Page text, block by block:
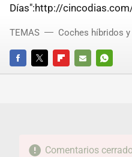
Días":http://
FACEBOOKTWITTERFLIPBOARD
E-
TEMAS Coches híbridos
Comentarios